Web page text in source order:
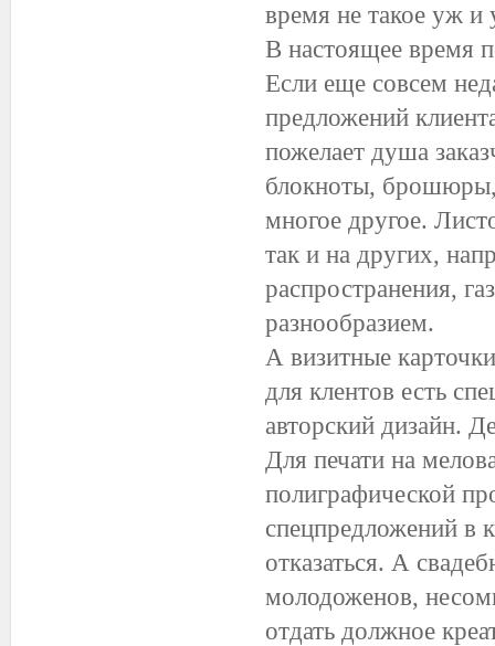
время не такое уж и
В настоящее время
Если еще совсем
предложений
пожелает душа
блокноты,
многое другое.
так и на других,
распространения,
разнообразием.
А визитные
для клентов есть
авторский дизайн.
Для печати на
полиграфической
спецпредложений в
отказаться. А
молодоженов,
отдать должное